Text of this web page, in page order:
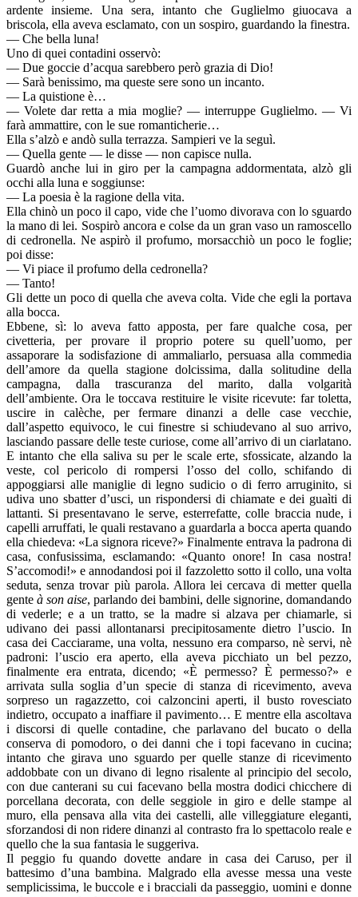
ardente insieme. Una sera, intanto che Guglielmo giuocava a
briscola, ella aveva esclamato, con un sospiro, guardando la finestra.
— Che bella luna!
Uno di quei contadini osservò:
— Due goccie d’acqua sarebbero però grazia di Dio!
— Sarà benissimo, ma queste sere sono un incanto.
— La quistione è…
— Volete dar retta a mia moglie? — interruppe Guglielmo. — Vi
farà ammattire, con le sue romanticherie…
Ella s’alzò e andò sulla terrazza. Sampieri ve la seguì.
— Quella gente — le disse — non capisce nulla.
Guardò anche lui in giro per la campagna addormentata, alzò gli
occhi alla luna e soggiunse:
— La poesia è la ragione della vita.
Ella chinò un poco il capo, vide che l’uomo divorava con lo sguardo
la mano di lei. Sospirò ancora e colse da un gran vaso un ramoscello
di cedronella. Ne aspirò il profumo, morsacchiò un poco le foglie;
poi disse:
— Vi piace il profumo della cedronella?
— Tanto!
Gli dette un poco di quella che aveva colta. Vide che egli la portava
alla bocca.
Ebbene, sì: lo aveva fatto apposta, per fare qualche cosa, per
civetteria, per provare il proprio potere su quell’uomo, per
assaporare la sodisfazione di ammaliarlo, persuasa alla commedia
dell’amore da quella stagione dolcissima, dalla solitudine della
campagna, dalla trascuranza del marito, dalla volgarità
dell’ambiente. Ora le toccava restituire le visite ricevute: far toletta,
uscire in calèche, per fermare dinanzi a delle case vecchie,
dall’aspetto equivoco, le cui finestre si schiudevano al suo arrivo,
lasciando passare delle teste curiose, come all’arrivo di un ciarlatano.
E intanto che ella saliva su per le scale erte, sfossicate, alzando la
veste, col pericolo di rompersi l’osso del collo, schifando di
appoggiarsi alle maniglie di legno sudicio o di ferro arruginito, si
udiva uno sbatter d’usci, un rispondersi di chiamate e dei guaìti di
lattanti. Si presentavano le serve, esterrefatte, colle braccia nude, i
capelli arruffati, le quali restavano a guardarla a bocca aperta quando
ella chiedeva: «La signora riceve?» Finalmente entrava la padrona di
casa, confusissima, esclamando: «Quanto onore! In casa nostra!
S’accomodi!» e annodandosi poi il fazzoletto sotto il collo, una volta
seduta, senza trovar più parola. Allora lei cercava di metter quella
gente à son aise, parlando dei bambini, delle signorine, domandando
di vederle; e a un tratto, se la madre si alzava per chiamarle, si
udivano dei passi allontanarsi precipitosamente dietro l’uscio. In
casa dei Cacciarame, una volta, nessuno era comparso, nè servi, nè
padroni: l’uscio era aperto, ella aveva picchiato un bel pezzo,
finalmente era entrata, dicendo; «È permesso? È permesso?» e
arrivata sulla soglia d’un specie di stanza di ricevimento, aveva
sorpreso un ragazzetto, coi calzoncini aperti, il busto rovesciato
indietro, occupato a inaffiare il pavimento… E mentre ella ascoltava
i discorsi di quelle contadine, che parlavano del bucato o della
conserva di pomodoro, o dei danni che i topi facevano in cucina;
intanto che girava uno sguardo per quelle stanze di ricevimento
addobbate con un divano di legno risalente al principio del secolo,
con due canterani su cui facevano bella mostra dodici chicchere di
porcellana decorata, con delle seggiole in giro e delle stampe al
muro, ella pensava alla vita dei castelli, alle villeggiature eleganti,
sforzandosi di non ridere dinanzi al contrasto fra lo spettacolo reale e
quello che la sua fantasia le suggeriva.
Il peggio fu quando dovette andare in casa dei Caruso, per il
battesimo d’una bambina. Malgrado ella avesse messa una veste
semplicissima, le buccole e i bracciali da passeggio, uomini e donne